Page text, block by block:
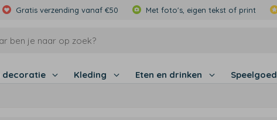
Gratis verzending vanaf €50 Met foto's, eigen tekst of print
decoratie Kleding Eten en drinken Speelgoed